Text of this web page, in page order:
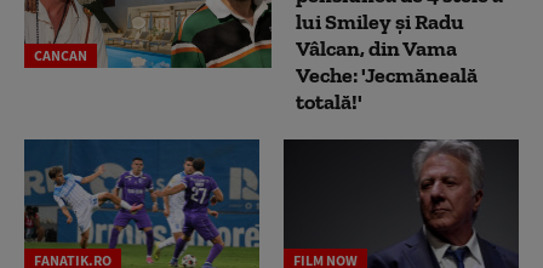
CANCAN
lui Smiley și Radu
Vâlcan, din Vama
Veche: 'Jecmăneală
totală!'
FANATIK.RO FILM NOW